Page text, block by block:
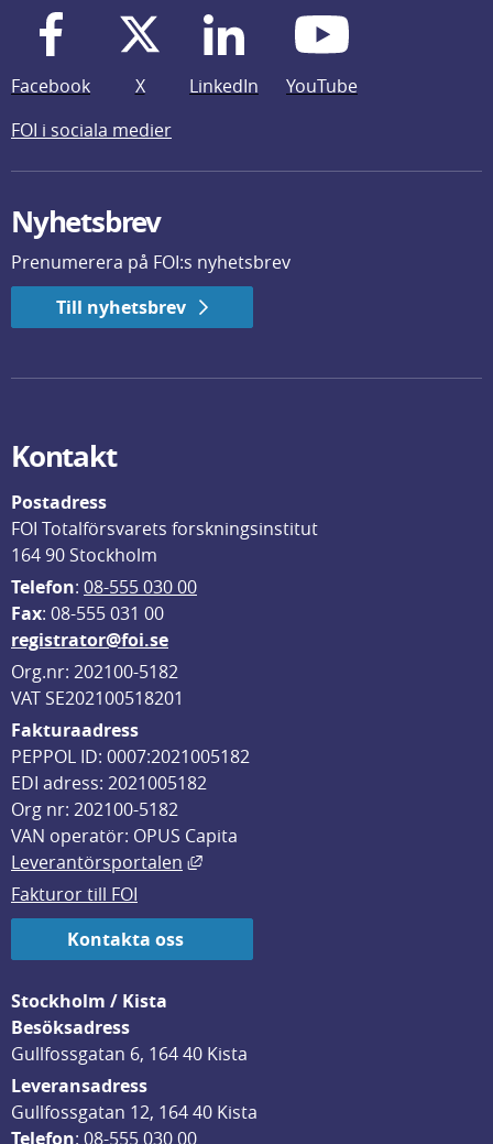
Facebook X LinkedIn
YouTube
FOI i sociala medier
Nyhetsbrev
Prenumerera på FOI:s nyhetsbrev
Till nyhetsbrev
Kontakt
Postadress
FOI Totalförsvarets forskningsinstitut
164 90 Stockholm
Telefon: 08-555 030 00
Fax: 08-555 031 00
registrator@foi.se
Org.nr: 202100-5182
VAT SE202100518201
Fakturaadress
PEPPOL ID: 0007:2021005182
EDI adress: 2021005182
Org nr: 202100-5182
VAN operatör: OPUS Capita
Leverantörsportalen
Länk till annan webbplats, öppnas
Fakturor till FOI
Kontakta oss
Stockholm / Kista
Besöksadress
Gullfossgatan 6, 164 40 Kista
Leveransadress
Gullfossgatan 12, 164 40 Kista
Telefon: 08-555 030 00